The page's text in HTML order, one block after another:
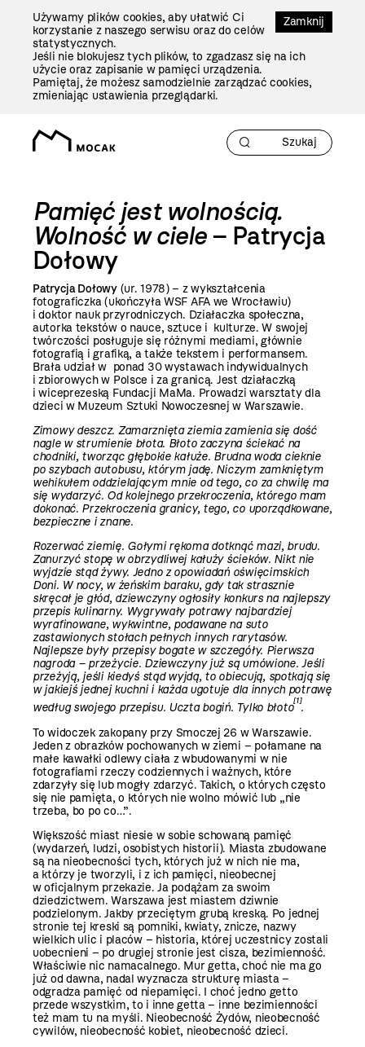
Zamknij
Używamy plików cookies, aby ułatwić Ci
korzystanie z naszego serwisu oraz do celów
statystycznych.
Jeśli nie blokujesz tych plików, to zgadzasz się na ich
użycie oraz zapisanie w pamięci urządzenia.
Pamiętaj, że możesz samodzielnie zarządzać cookies,
zmieniając ustawienia przeglądarki.
Pamięć jest wolnością.
Wolność w ciele– Patrycja
Dołowy
Patrycja Dołowy(ur. 1978) – z wykształcenia
fotograficzka (ukończyła WSF AFA we Wrocławiu)
i doktor nauk przyrodniczych. Działaczka społeczna,
autorka tekstów o nauce, sztuce i kulturze. W swojej
twórczości posługuje się różnymi mediami, głównie
fotografią i grafiką, a także tekstem i performansem.
Brała udział w ponad 30 wystawach indywidualnych
i zbiorowych w Polsce i za granicą. Jest działaczką
i wiceprezeską Fundacji MaMa. Prowadzi warsztaty dla
dzieci w Muzeum Sztuki Nowoczes­nej w Warszawie.
Zimowy deszcz. Zamarznięta ziemia zamienia się dość
nagle w strumienie błota. Błoto zaczyna ściekać na
chodniki, tworząc głębokie kałuże. Brudna woda cieknie
po szybach autobusu, którym jadę. Niczym zamkniętym
wehikułem oddzielającym mnie od tego, co za chwilę ma
się wydarzyć. Od kolejnego przekroczenia, którego mam
dokonać. Przekroczenia granicy, tego, co uporządkowane,
bezpieczne i znane.
Rozerwać ziemię. Gołymi rękoma dotknąć mazi, brudu.
Zanurzyć stopę w obrzydliwej kałuży ścieków. Nikt nie
wyjdzie stąd żywy. Jedno z opowiadań oświęcimskich
Doni. W nocy, w żeńskim baraku, gdy tak strasznie
skręcał je głód, dziewczyny ogłosiły konkurs na najlepszy
przepis kulinarny. Wygrywały potrawy najbardziej
wyrafinowane, wykwintne, podawane na suto
zastawionych stołach pełnych innych rarytasów.
Najlepsze były przepisy bogate w szczegóły. Pierwsza
nagroda – przeżycie. Dziewczyny już są umówione. Jeśli
przeżyją, jeśli kiedyś stąd wyjdą, to obiecują, spotkają się
w jakiejś jednej kuchni i każda ugotuje dla innych potrawę
według swojego przepisu. Uczta bogiń. Tylko błoto
[1]
.
To widoczek zakopany przy Smoczej 26 w Warszawie.
Jeden z obrazków pochowanych w ziemi – połamane na
małe kawałki odlewy ciała z wbudowanymi w nie
fotografiami rzeczy codziennych i ważnych, które
zdarzyły się lub mogły zdarzyć. Takich, o których często
się nie pamięta, o których nie wolno mówić lub „nie
trzeba, bo po co…”.
Większość miast niesie w sobie schowaną pamięć
(wydarzeń, ludzi, osobistych historii). Miasta zbudowane
są na nieobecności tych, których już w nich nie ma,
a którzy je tworzyli, i z ich pamięci, nieobecnej
w oficjalnym przekazie. Ja podążam za swoim
dziedzictwem. Warszawa jest miastem dziwnie
podzielonym. Jakby przeciętym grubą kreską. Po jednej
stronie tej kreski są pomniki, kwiaty, znicze, nazwy
wielkich ulic i placów – historia, której uczestnicy zostali
uobecnieni – po drugiej stronie jest cisza, bezimienność.
Właściwie nic namacalnego. Mur getta, choć nie ma go
już od dawna, nadal wyznacza strukturę miasta –
odgradza pamięć od niepamięci. I choć jedno getto
przede wszystkim, to i inne getta – inne bezimienności
też mam tu na myśli. Nieobecność Żydów, nieobecność
cywilów, nieobecność kobiet, nieobecność dzieci.